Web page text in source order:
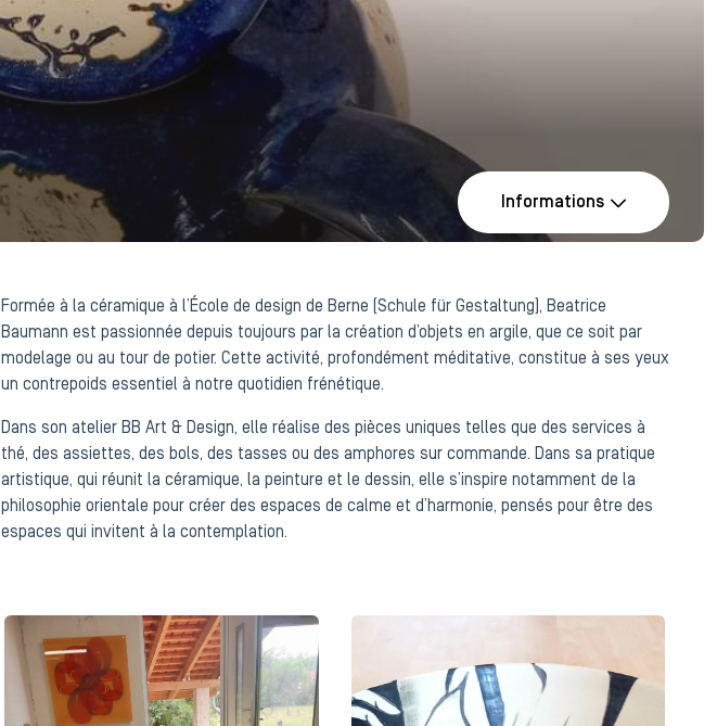
Informations
Formée à la céramique à l’École de design de Berne (Schule für Gestaltung), Beatrice
Baumann est passionnée depuis toujours par la création d’objets en argile, que ce soit par
modelage ou au tour de potier. Cette activité, profondément méditative, constitue à ses yeux
un contrepoids essentiel à notre quotidien frénétique.
Dans son atelier BB Art & Design, elle réalise des pièces uniques telles que des services à
thé, des assiettes, des bols, des tasses ou des amphores sur commande. Dans sa pratique
artistique, qui réunit la céramique, la peinture et le dessin, elle s’inspire notamment de la
philosophie orientale pour créer des espaces de calme et d’harmonie, pensés pour être des
espaces qui invitent à la contemplation.